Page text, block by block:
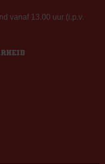
vanaf 13.00 uur (i.p.v.